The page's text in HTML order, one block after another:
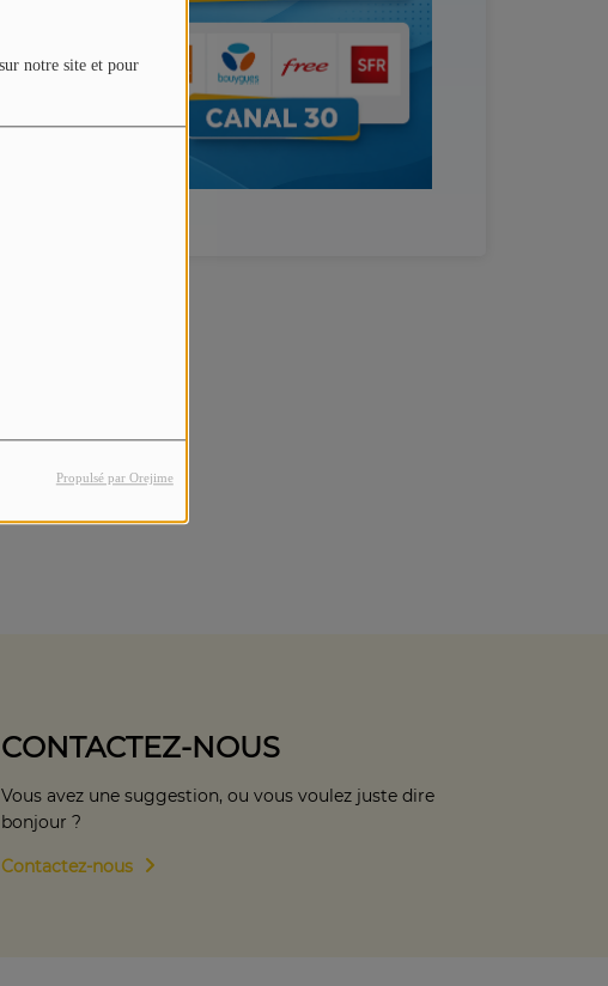
notre site et pour
Propulsé par Orejime
CONTACTEZ-NOUS
Vous avez une suggestion, ou vous voulez juste dire
bonjour ?
Contactez-nous